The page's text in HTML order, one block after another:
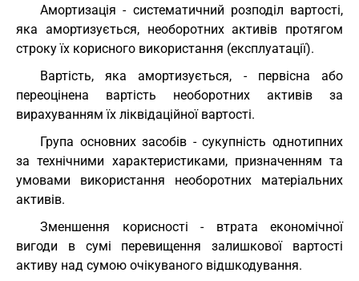
Амортизація - систематичний розподіл вартості,
яка амортизується, необоротних активів протягом
строку їх корисного використання (експлуатації).
Вартість, яка амортизується, - первісна або
переоцінена вартість необоротних активів за
вирахуванням їх ліквідаційної вартості.
Група основних засобів - сукупність однотипних
за технічними характеристиками, призначенням та
умовами використання необоротних матеріальних
активів.
Зменшення корисності - втрата економічної
вигоди в сумі перевищення залишкової вартості
активу над сумою очікуваного відшкодування.